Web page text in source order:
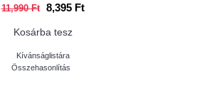
11,990 Ft
8,395 Ft
Kosárba tesz
Kívánságlistára
Összehasonlítás